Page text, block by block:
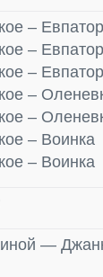
–
–
–
–
–
–
–
—